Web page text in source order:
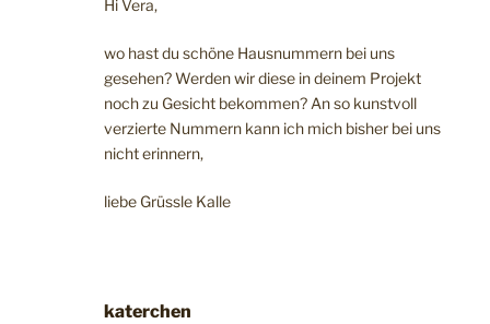
Hi Vera,
wo hast du schöne Hausnummern bei uns
gesehen? Werden wir diese in deinem Projekt
noch zu Gesicht bekommen? An so kunstvoll
verzierte Nummern kann ich mich bisher bei uns
nicht erinnern,
liebe Grüssle Kalle
katerchen